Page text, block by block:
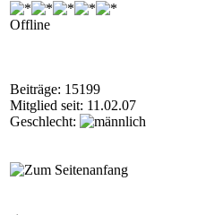
Offline
Beiträge: 15199
Mitglied seit: 11.02.07
Geschlecht: